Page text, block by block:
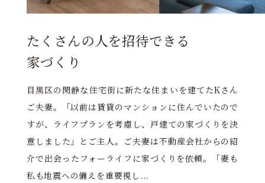
たくさんの人を招待できる
家づくり
目黒区の閑静な住宅街に新たな住まいを建てたKさん
ご夫妻。「以前は賃貸のマンションに住んでいたので
すが、ライフプランを考慮し、戸建ての家づくりを決
意しました」とご主人。ご夫妻は不動産会社からの紹
介で出会ったフォーライフに家づくりを依頼。「妻も
私も地震への備えを重要視し...